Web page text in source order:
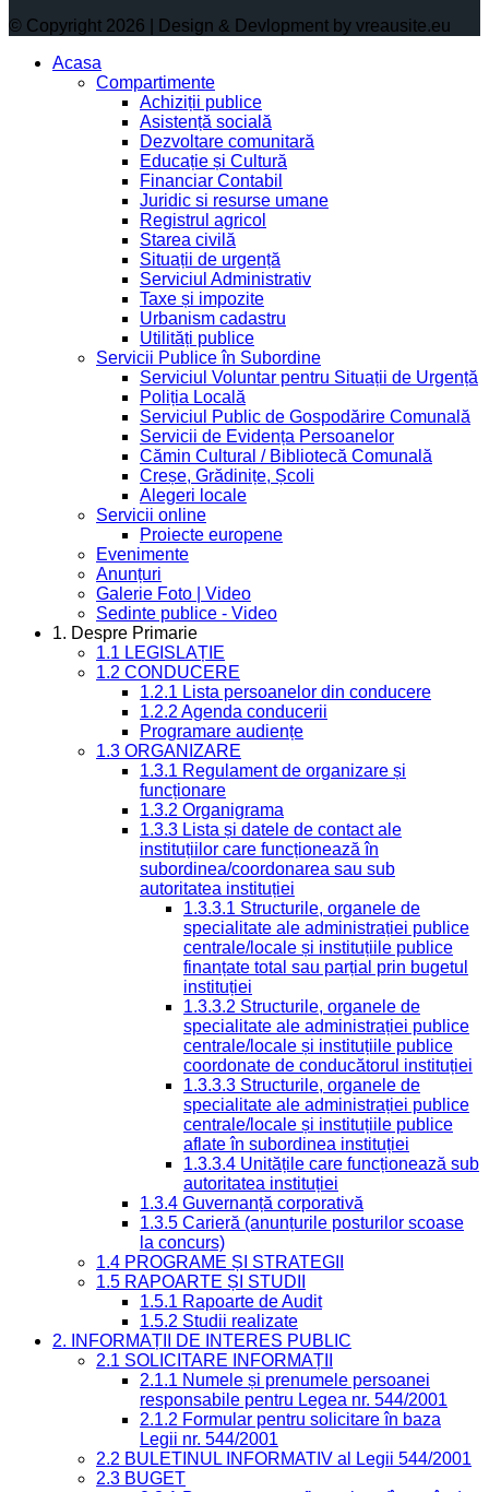
© Copyright 2026 | Design & Devlopment by vreausite.eu
Acasa
Compartimente
Achiziții publice
Asistență socială
Dezvoltare comunitară
Educație și Cultură
Financiar Contabil
Juridic si resurse umane
Registrul agricol
Starea civilă
Situații de urgență
Serviciul Administrativ
Taxe și impozite
Urbanism cadastru
Utilități publice
Servicii Publice în Subordine
Serviciul Voluntar pentru Situații de Urgență
Poliția Locală
Serviciul Public de Gospodărire Comunală
Servicii de Evidența Persoanelor
Cămin Cultural / Bibliotecă Comunală
Creșe, Grădinițe, Școli
Alegeri locale
Servicii online
Proiecte europene
Evenimente
Anunțuri
Galerie Foto | Video
Sedinte publice - Video
1. Despre Primarie
1.1 LEGISLAȚIE
1.2 CONDUCERE
1.2.1 Lista persoanelor din conducere
1.2.2 Agenda conducerii
Programare audiențe
1.3 ORGANIZARE
1.3.1 Regulament de organizare și
funcționare
1.3.2 Organigrama
1.3.3 Lista și datele de contact ale
instituțiilor care funcționează în
subordinea/coordonarea sau sub
autoritatea instituției
1.3.3.1 Structurile, organele de
specialitate ale administrației publice
centrale/locale și instituțiile publice
finanțate total sau parțial prin bugetul
instituției
1.3.3.2 Structurile, organele de
specialitate ale administrației publice
centrale/locale și instituțiile publice
coordonate de conducătorul instituției
1.3.3.3 Structurile, organele de
specialitate ale administrației publice
centrale/locale și instituțiile publice
aflate în subordinea instituției
1.3.3.4 Unitățile care funcționează sub
autoritatea instituției
1.3.4 Guvernanță corporativă
1.3.5 Carieră (anunțurile posturilor scoase
la concurs)
1.4 PROGRAME ȘI STRATEGII
1.5 RAPOARTE ȘI STUDII
1.5.1 Rapoarte de Audit
1.5.2 Studii realizate
2. INFORMAȚII DE INTERES PUBLIC
2.1 SOLICITARE INFORMAȚII
2.1.1 Numele și prenumele persoanei
responsabile pentru Legea nr. 544/2001
2.1.2 Formular pentru solicitare în baza
Legii nr. 544/2001
2.2 BULETINUL INFORMATIV al Legii 544/2001
2.3 BUGET